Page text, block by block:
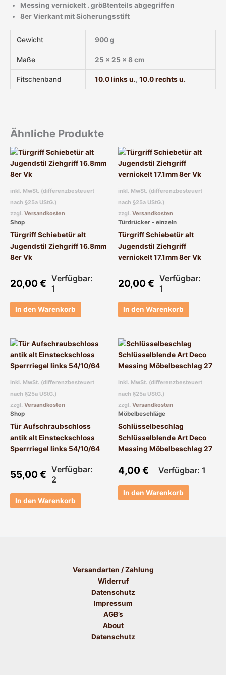
Messing vernickelt . größtenteils abgegriffen
8er Vierkant mit Sicherungsstift
Gewicht 900 g
Maße 25 × 25 × 8 cm
Fitschenband 10.0 links u.,10.0 rechts u.
Ähnliche Produkte
inkl. MwSt. (differenzbesteuert
nach §25a UStG.)
zzgl. Versandkosten
Shop
Türgriff Schiebetür alt
Jugendstil Ziehgriff 16.8mm
8er Vk
20,00€ Verfügbar:
1
In den Warenkorb
inkl. MwSt. (differenzbesteuert
nach §25a UStG.)
zzgl. Versandkosten
Türdrücker - einzeln
Türgriff Schiebetür alt
Jugendstil Ziehgriff
vernickelt 17.1mm 8er Vk
20,00€ Verfügbar:
1
In den Warenkorb
inkl. MwSt. (differenzbesteuert
nach §25a UStG.)
zzgl. Versandkosten
Shop
Tür Aufschraubschloss
antik alt Einsteckschloss
Sperrriegel links 54/10/64
55,00€ Verfügbar:
2
In den Warenkorb
inkl. MwSt. (differenzbesteuert
nach §25a UStG.)
zzgl. Versandkosten
Möbelbeschläge
Schlüsselbeschlag
Schlüsselblende Art Deco
Messing Möbelbeschlag 27
4,00€ Verfügbar: 1
In den Warenkorb
Versandarten / Zahlung
Widerruf
Datenschutz
Impressum
AGB’s
About
Datenschutz